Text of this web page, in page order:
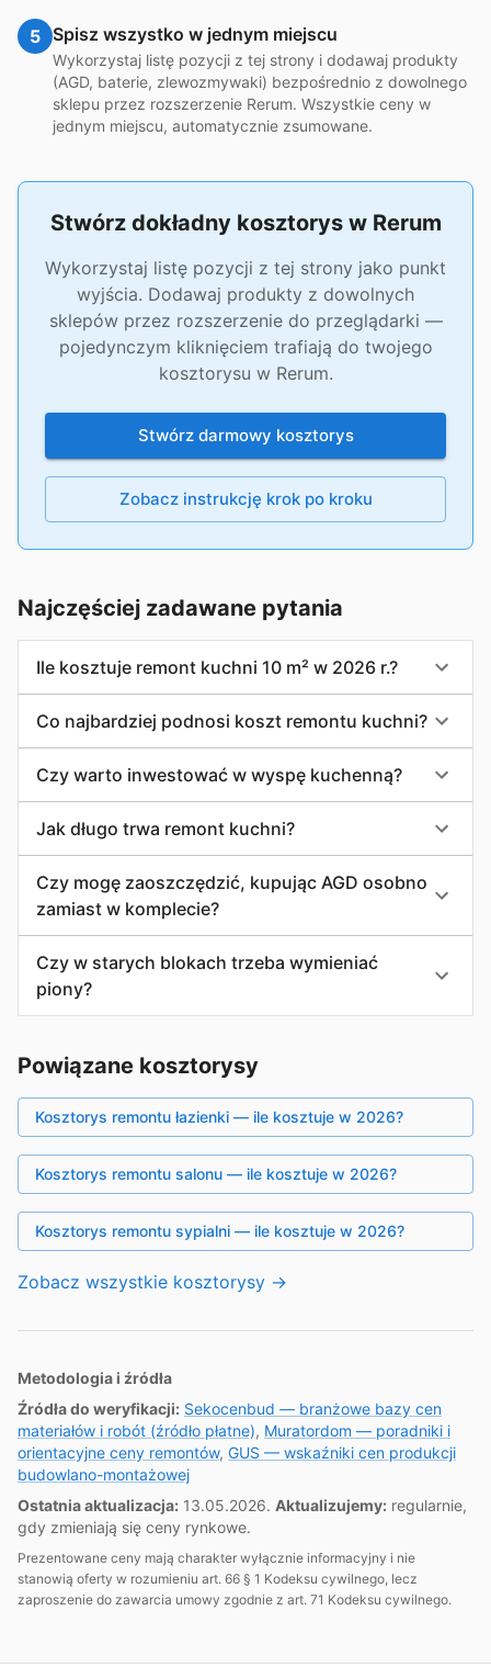
5 Spisz wszystko w jednym miejscu
Wykorzystaj listę pozycji z tej strony i dodawaj produkty
(AGD, baterie, zlewozmywaki) bezpośrednio z dowolnego
sklepu przez rozszerzenie Rerum. Wszystkie ceny w
jednym miejscu, automatycznie zsumowane.
Stwórz dokładny kosztorys w Rerum
Wykorzystaj listę pozycji z tej strony jako punkt
wyjścia. Dodawaj produkty z dowolnych
sklepów przez rozszerzenie do przeglądarki —
pojedynczym kliknięciem trafiają do twojego
kosztorysu w Rerum.
Stwórz darmowy kosztorys
Zobacz instrukcję krok po kroku
Najczęściej zadawane pytania
Ile kosztuje remont kuchni 10 m² w 2026 r.?
Co najbardziej podnosi koszt remontu kuchni?
Czy warto inwestować w wyspę kuchenną?
Jak długo trwa remont kuchni?
Czy mogę zaoszczędzić, kupując AGD osobno
zamiast w komplecie?
Czy w starych blokach trzeba wymieniać
piony?
Powiązane kosztorysy
Kosztorys remontu łazienki — ile kosztuje w 2026?
Kosztorys remontu salonu — ile kosztuje w 2026?
Kosztorys remontu sypialni — ile kosztuje w 2026?
Zobacz wszystkie kosztorysy →
Metodologia i źródła
Źródła do weryfikacji: Sekocenbud — branżowe bazy cen
materiałów i robót (źródło płatne), Muratordom — poradniki i
orientacyjne ceny remontów, GUS — wskaźniki cen produkcji
budowlano-montażowej
Ostatnia aktualizacja: 13.05.2026. Aktualizujemy: regularnie,
gdy zmieniają się ceny rynkowe.
Prezentowane ceny mają charakter wyłącznie informacyjny i nie
stanowią oferty w rozumieniu art. 66 § 1 Kodeksu cywilnego, lecz
zaproszenie do zawarcia umowy zgodnie z art. 71 Kodeksu cywilnego.